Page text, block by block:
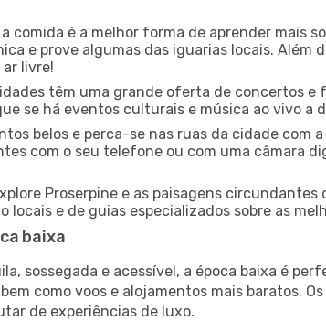
comida é a melhor forma de aprender mais
e prove algumas das iguarias locais. Além
livre!
têm uma grande oferta de concertos e
se há eventos culturais e música ao vivo a
belos e perca-se nas ruas da cidade com
com o seu telefone ou com uma câmara
Proserpine e as paisagens circundantes
e de guias especializados sobre as
baixa
sossegada e acessível, a época baixa é
como voos e alojamentos mais baratos.
de experiências de luxo.